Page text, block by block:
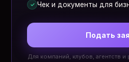
✓ Чек и документы для
Подать
Для компаний, клубов, агентств